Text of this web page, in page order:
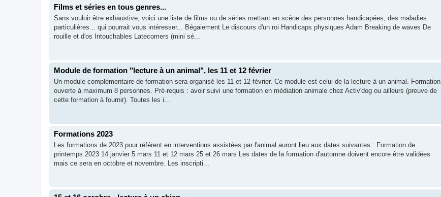
Films et séries en tous genres...
Sans vouloir être exhaustive, voici une liste de films ou de séries mettant en scène des personnes handicapées, des maladies
particulières... qui pourrait vous intéresser... Bégaiement Le discours d'un roi Handicaps physiques Adam Breaking de waves De
rouille et d'os Intouchables Latecomers (mini sé...
Module de formation "lecture à un animal", les 11 et 12 février
Un module complémentaire de formation sera organisé les 11 et 12 février. Ce module est celui de la lecture à un animal. Formation
ouverte à maximum 8 personnes. Pré-requis : avoir suivi une formation en médiation animale chez Activ'dog ou ailleurs (preuve de
cette formation à fournir). Toutes les i...
Formations 2023
Les formations de 2023 pour référent en interventions assistées par l'animal auront lieu aux dates suivantes : Formation de
printemps 2023 14 janvier 5 mars 11 et 12 mars 25 et 26 mars Les dates de la formation d'automne doivent encore être validées
mais ce sera en octobre et novembre. Les inscripti...